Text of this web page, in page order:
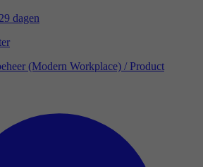
dagen
(Modern Workplace) / Product